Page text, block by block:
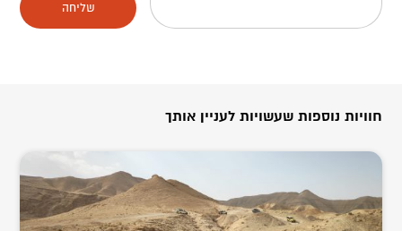
שליחה
חוויות נוספות שעשויות לעניין אותך